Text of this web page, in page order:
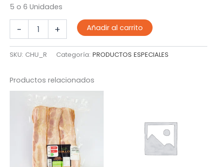
5 o 6 Unidades
-
CHULETA
AHUMADA
REBANADO
+ Añadir al carrito
SKU: CHU_R Categoría: PRODUCTOS ESPECIALES
Productos relacionados